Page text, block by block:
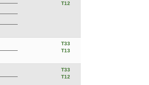
T12
T33
T13
T33
T12